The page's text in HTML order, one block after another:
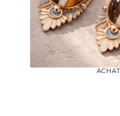
ACHAT